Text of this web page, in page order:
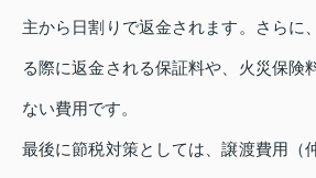
主から日割りで返金されます。さらに
る際に返金される保証料や、火災保険
ない費用です。
最後に節税対策としては、譲渡費用（